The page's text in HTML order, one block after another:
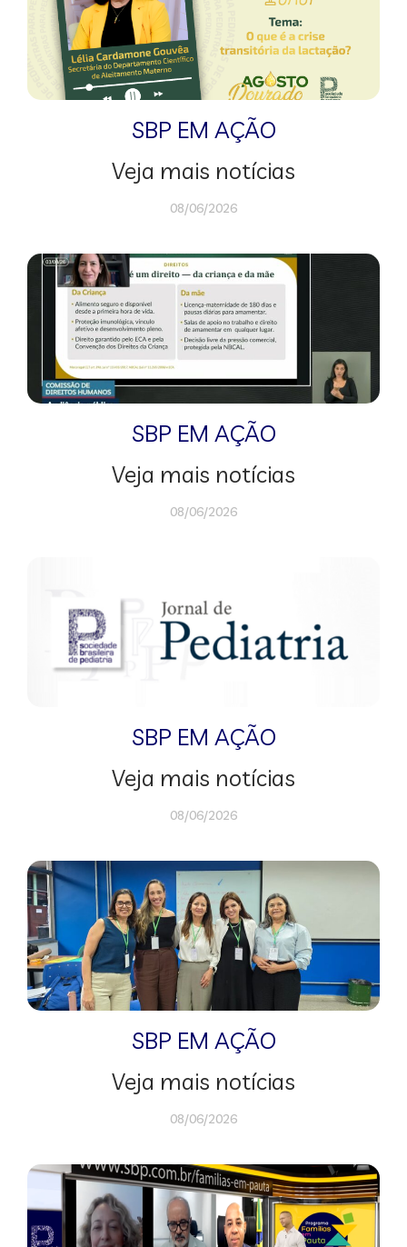
SBP EM AÇÃO
Veja mais notícias
08/06/2026
SBP EM AÇÃO
Veja mais notícias
08/06/2026
SBP EM AÇÃO
Veja mais notícias
08/06/2026
SBP EM AÇÃO
Veja mais notícias
08/06/2026